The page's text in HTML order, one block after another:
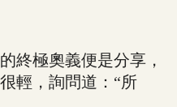
極奧義便是分享，
輕，詢問道：“所